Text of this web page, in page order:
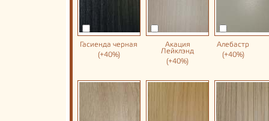
Гасиенда черная
(+40%)
Акация
Лейклэнд
(+40%)
Алебастр
(+40%)